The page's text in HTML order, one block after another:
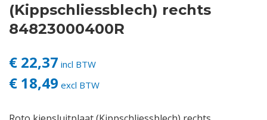
Vacatures
(Kippschliessblech) rechts
84823000400R
€ 22,37 incl BTW
€ 18,49 excl BTW